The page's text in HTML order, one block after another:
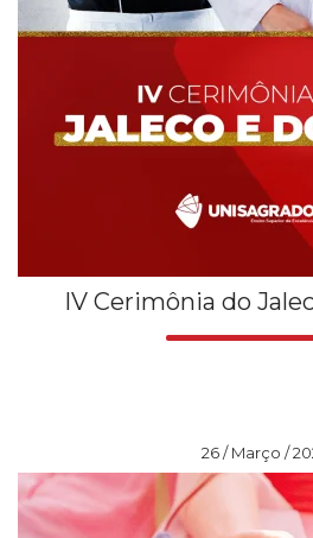
IV Cerimônia do
26 / Março /